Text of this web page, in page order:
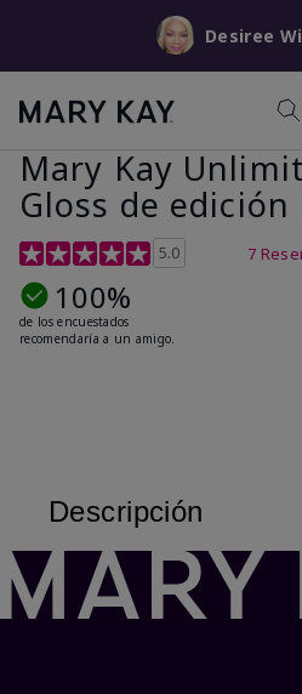
Mary Kay
Gloss de
Calificación de clientes de 5 de
5.0 7
100%
de los encuestados
recomendaría a un amigo.
Descripción